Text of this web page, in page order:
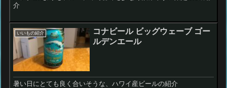
介
いいもの紹介
コナビール ビッグウェーブ ゴー
ルデンエール
暑い日にとても良く合いそうな、ハワイ産ビールの紹介